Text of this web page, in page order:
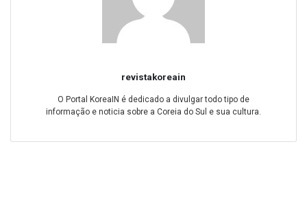
revistakoreain
O Portal KoreaIN é dedicado a divulgar todo tipo de
informação e noticia sobre a Coreia do Sul e sua cultura.